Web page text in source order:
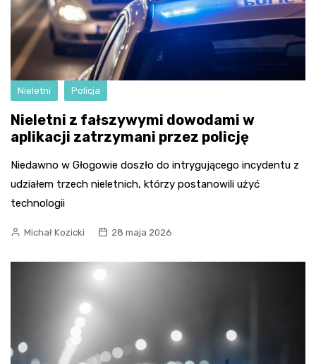
Nieletni Policja
Nieletni z fałszywymi dowodami w
aplikacji zatrzymani przez policję
Niedawno w Głogowie doszło do intrygującego incydentu z
udziałem trzech nieletnich, którzy postanowili użyć
technologii
Michał Kozicki 28 maja 2026